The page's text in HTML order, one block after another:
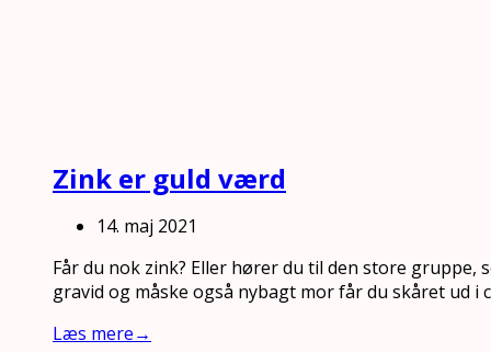
Zink er guld værd
14. maj 2021
Får du nok zink? Eller hører du til den store gruppe,
gravid og måske også nybagt mor får du skåret ud i
Læs mere→